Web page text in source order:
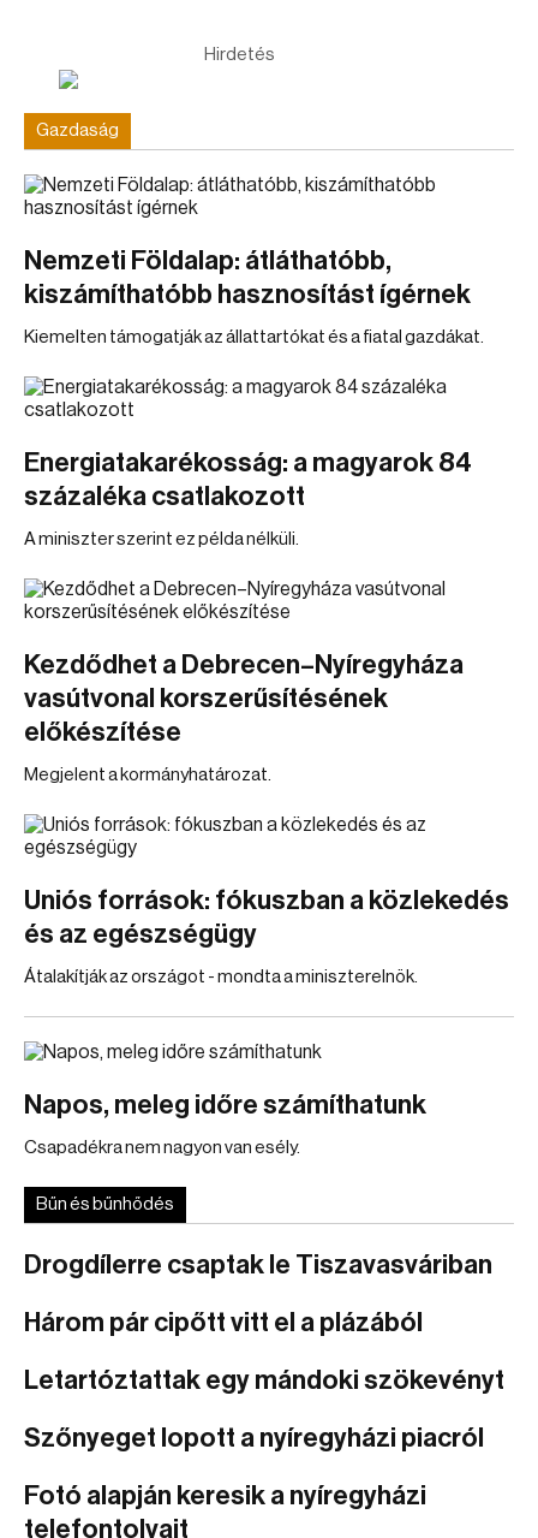
Hirdetés
Gazdaság
Nemzeti Földalap: átláthatóbb,
kiszámíthatóbb hasznosítást ígérnek
Kiemelten támogatják az állattartókat és a fiatal gazdákat.
Energiatakarékosság: a magyarok 84
százaléka csatlakozott
A miniszter szerint ez példa nélküli.
Kezdődhet a Debrecen–Nyíregyháza
vasútvonal korszerűsítésének
előkészítése
Megjelent a kormányhatározat.
Uniós források: fókuszban a közlekedés
és az egészségügy
Átalakítják az országot - mondta a miniszterelnök.
Napos, meleg időre számíthatunk
Csapadékra nem nagyon van esély.
Bűn és bűnhődés
Drogdílerre csaptak le Tiszavasváriban
Három pár cipőtt vitt el a plázából
Letartóztattak egy mándoki szökevényt
Szőnyeget lopott a nyíregyházi piacról
Fotó alapján keresik a nyíregyházi
telefontolvajt